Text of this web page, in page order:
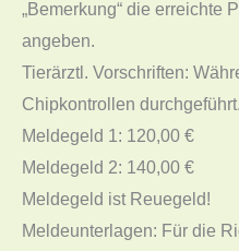
„Bemerkung“ die erreichte
angeben.
Tierärztl. Vorschriften:
Chipkontrollen durchgeführt.
Meldegeld 1: 120,00 €
Meldegeld 2: 140,00 €
Meldegeld ist Reuegeld!
Meldeunterlagen: Für die